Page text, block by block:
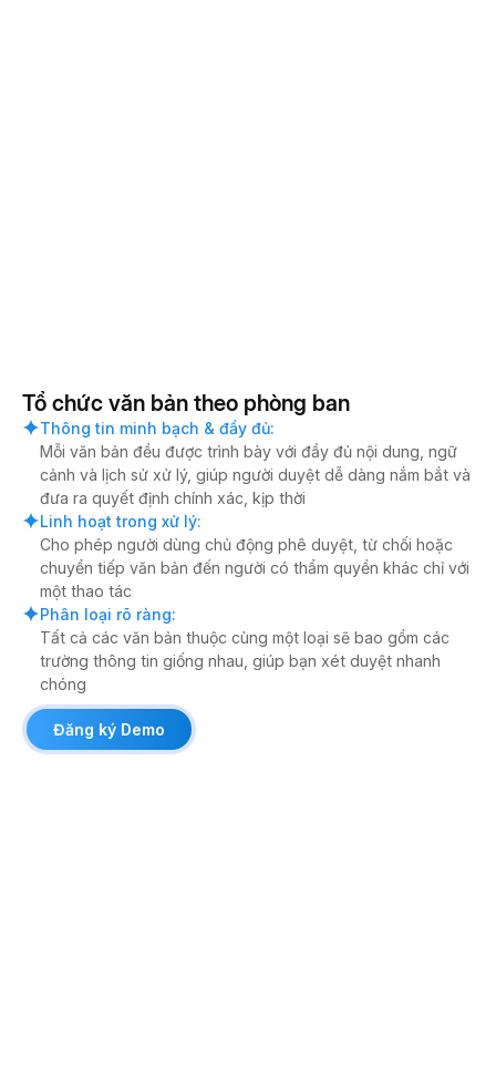
Tổ chức văn bản theo phòng ban
Thông tin minh bạch & đầy đủ:
Mỗi văn bản đều được trình bày với đầy đủ nội dung, ngữ
cảnh và lịch sử xử lý, giúp người duyệt dễ dàng nắm bắt và
đưa ra quyết định chính xác, kịp thời
Linh hoạt trong xử lý:
Cho phép người dùng chủ động phê duyệt, từ chối hoặc
chuyển tiếp văn bản đến người có thẩm quyền khác chỉ với
một thao tác
Phân loại rõ ràng:
Tất cả các văn bản thuộc cùng một loại sẽ bao gồm các
trường thông tin giống nhau, giúp bạn xét duyệt nhanh
chóng
Đăng ký Demo